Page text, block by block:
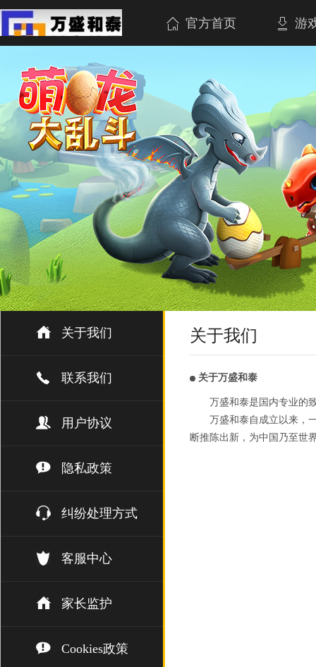
官方首页 游
关于我们
联系我们
用户协议
隐私政策
纠纷处理方式
客服中心
家长监护
Cookies政策
关于我们
关于万盛和泰
万盛和泰是国内专业的
万盛和泰自成立以来，
断推陈出新，为中国乃至世